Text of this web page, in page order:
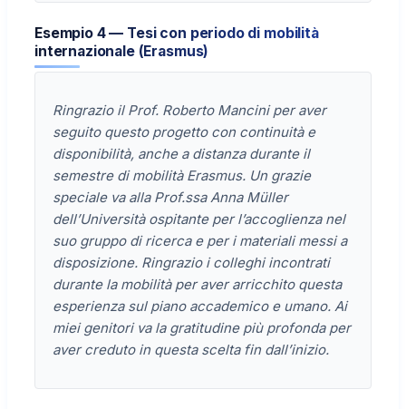
Esempio 4 — Tesi con periodo di mobilità
internazionale (Erasmus)
Ringrazio il Prof. Roberto Mancini per aver
seguito questo progetto con continuità e
disponibilità, anche a distanza durante il
semestre di mobilità Erasmus. Un grazie
speciale va alla Prof.ssa Anna Müller
dell’Università ospitante per l’accoglienza nel
suo gruppo di ricerca e per i materiali messi a
disposizione. Ringrazio i colleghi incontrati
durante la mobilità per aver arricchito questa
esperienza sul piano accademico e umano. Ai
miei genitori va la gratitudine più profonda per
aver creduto in questa scelta fin dall’inizio.